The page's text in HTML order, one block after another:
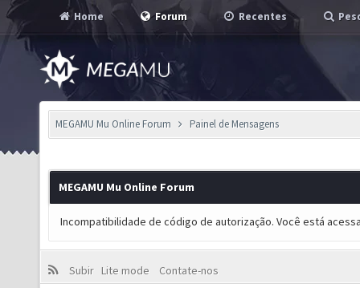
Home Forum Recentes
MEGAMU Mu Online Forum Painel de Mensagens
MEGAMU Mu Online Forum
Incompatibilidade de código de autorização. Você está
Subir Lite mode
Contate-nos